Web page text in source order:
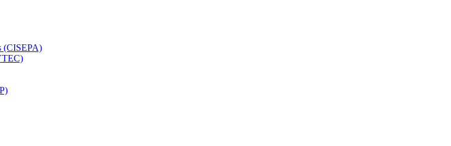
(CISEPA)